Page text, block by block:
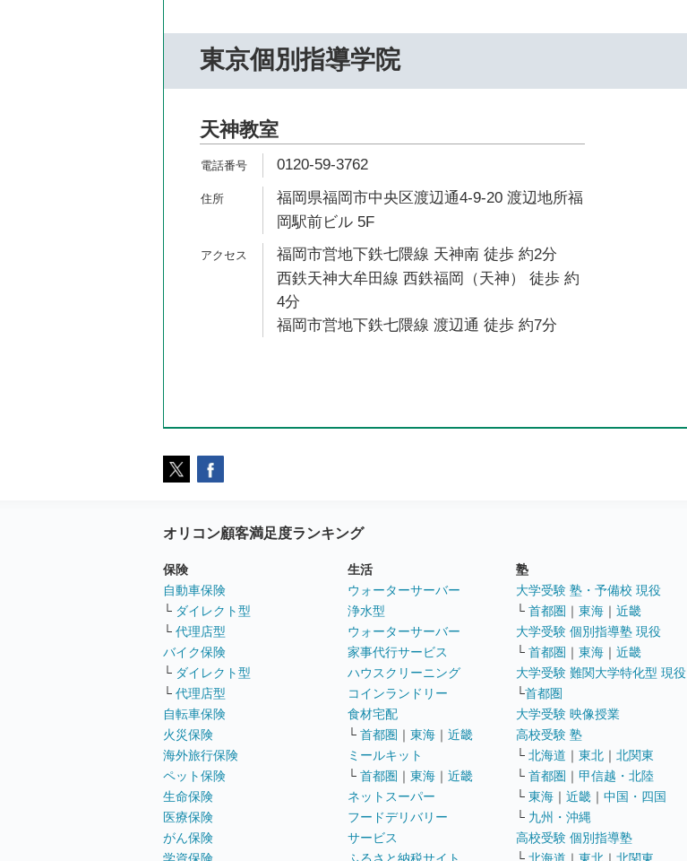
東京個別指導学院
天神教室
0120-59-3762
福岡県福岡市中央区渡辺通4-9-20 渡辺地所福
岡駅前ビル 5F
福岡市営地下鉄七隈線 天神南 徒歩 約2分
西鉄天神大牟田線 西鉄福岡（天神） 徒歩 約
4分
福岡市営地下鉄七隈線 渡辺通 徒歩 約7分
オリコン顧客満足度ランキング
保険
自動車保険
└ ダイレクト型
└ 代理店型
バイク保険
└ ダイレクト型
└ 代理店型
自転車保険
火災保険
海外旅行保険
ペット保険
生命保険
医療保険
がん保険
生活
ウォーターサーバー
浄水型
ウォーターサーバー
家事代行サービス
ハウスクリーニング
コインランドリー
食材宅配
└ 首都圏 ｜ 東海 ｜ 近畿
ミールキット
└ 首都圏 ｜ 東海 ｜ 近畿
ネットスーパー
フードデリバリー
サービス
塾
大学受験 塾・予備校 現役
└ 首都圏 ｜ 東海 ｜ 近畿
大学受験 個別指導塾 現役
└ 首都圏 ｜ 東海 ｜ 近畿
大学受験 難関大学特化型 現役
└首都圏
大学受験 映像授業
高校受験 塾
└ 北海道 ｜ 東北 ｜ 北関東
└ 首都圏 ｜ 甲信越・北陸
└ 東海 ｜ 近畿 ｜ 中国・四国
└ 九州・沖縄
高校受験 個別指導塾